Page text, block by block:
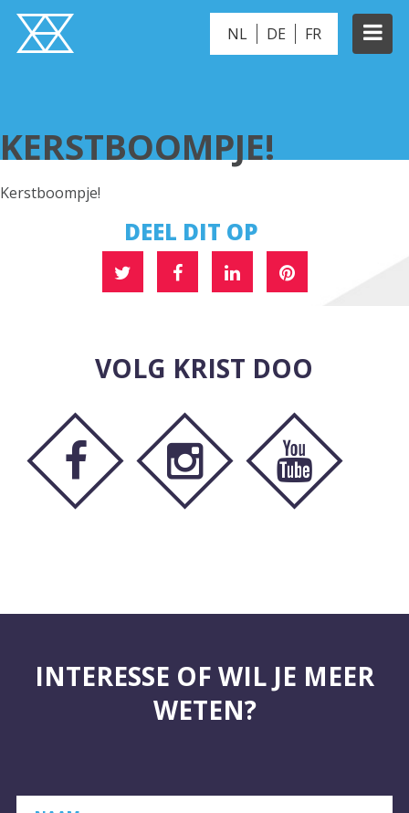
NL DE FR
KERSTBOOMPJE!
Kerstboompje!
DEEL DIT OP
VOLG KRIST DOO
INTERESSE OF WIL JE MEER
WETEN?